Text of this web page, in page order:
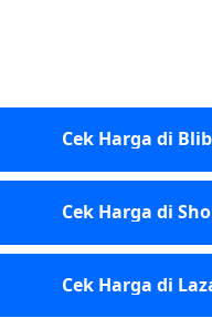
Cek Harga di
Cek Harga di
Cek Harga di